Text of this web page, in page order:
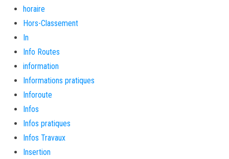
horaire
Hors-Classement
In
Info Routes
information
Informations pratiques
Inforoute
Infos
Infos pratiques
Infos Travaux
Insertion